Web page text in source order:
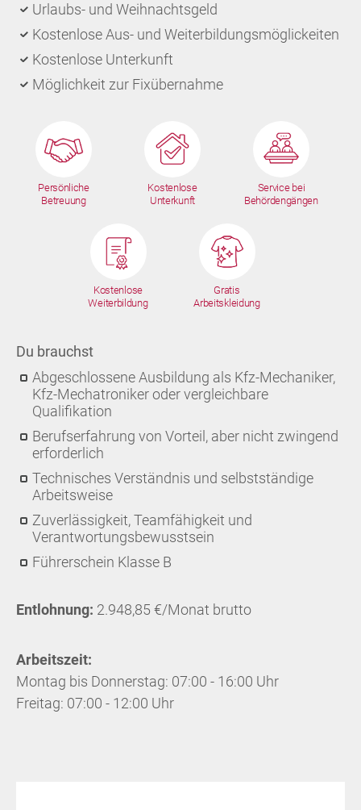
Urlaubs- und Weihnachtsgeld
Kostenlose Aus- und Weiterbildungsmöglickeiten
Kostenlose Unterkunft
Möglichkeit zur Fixübernahme
Persönliche
Betreuung
Kostenlose
Unterkunft
Service bei
Behördengängen
Kostenlose
Weiterbildung
Gratis
Arbeitskleidung
Du brauchst
Abgeschlossene Ausbildung als Kfz-Mechaniker,
Kfz-Mechatroniker oder vergleichbare
Qualifikation
Berufserfahrung von Vorteil, aber nicht zwingend
erforderlich
Technisches Verständnis und selbstständige
Arbeitsweise
Zuverlässigkeit, Teamfähigkeit und
Verantwortungsbewusstsein
Führerschein Klasse B
Entlohnung: 2.948,85 €/Monat brutto
Arbeitszeit:
Montag bis Donnerstag: 07:00 - 16:00 Uhr
Freitag: 07:00 - 12:00 Uhr